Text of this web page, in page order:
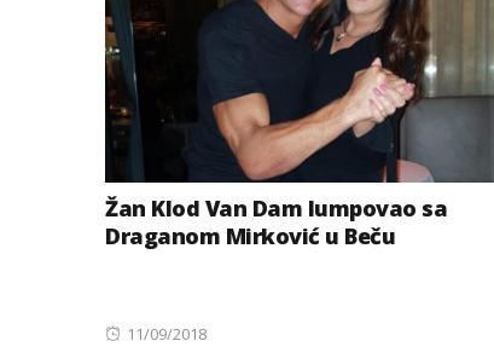
Žan Klod Van Dam lumpovao sa
Draganom Mirković u Beču
Posted
11/09/2018